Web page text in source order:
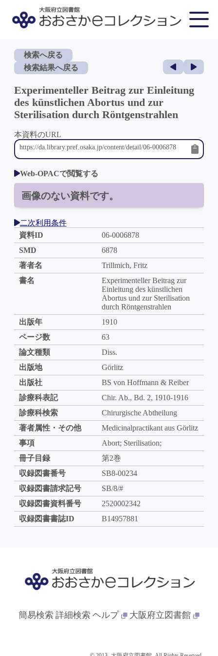
検索へ戻る
検索結果へ戻る
Experimenteller Beitrag zur Einleitung
des künstlichen Abortus und zur
Sterilisation durch Röntgenstrahlen
本資料のURL
Web-OPACで閲覧する
画像のない資料です。
二次利用条件
資料ID
06-0006878
SMD
6878
著者名
Trillmich, Fritz
書名
Experimenteller Beitrag zur
Einleitung des künstlichen
Abortus und zur Sterilisation
durch Röntgenstrahlen
出版年
1910
ページ数
63
論文種類
Diss.
出版地
Görlitz
出版社
BS von Hoffmann & Reiber
診療科表記
Chir. Ab., Bd. 2, 1910-1916
診療科検索
Chirurgische Abtheilung
著者属性・その他
Medicinalpractikant aus Görlitz
事項
Abort; Sterilisation;
冊子目録
第2巻
収録図書番号
SB8-00234
収録図書請求記号
SB/8/#
収録図書資料番号
2520002342
収録図書書誌ID
B14957881
簡易検索 詳細検索 ヘルプ 大阪府立図書館